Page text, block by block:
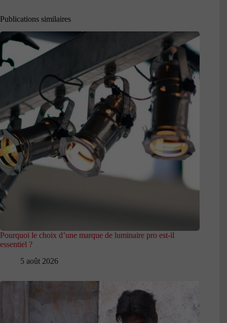
Publications similaires
Pourquoi le choix d’une marque de luminaire pro est-il
essentiel ?
5 août 2026